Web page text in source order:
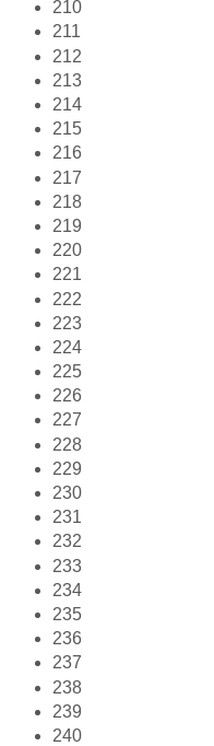
210
211
212
213
214
215
216
217
218
219
220
221
222
223
224
225
226
227
228
229
230
231
232
233
234
235
236
237
238
239
240